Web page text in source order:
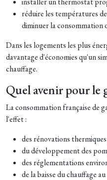
réduire les températures
diminuer la consommation
Dans les logements les plus
davantage d'économies qu'un
chauffage.
Quel avenir pour le
La consommation française de
l'effet :
des rénovations
du développement des
des réglementations
de la baisse du chauffage